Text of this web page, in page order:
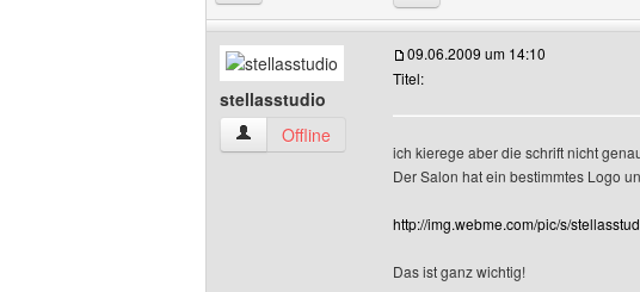
stellasstudio
stellasstudio Benutzer-Profile anzeigen
Offline
09.06.2009 um 14:10
Titel:
ich kierege aber die schrift nicht
Der Salon hat ein bestimmtes Logo
http://img.webme.com/pic/s/
Das ist ganz wichtig!